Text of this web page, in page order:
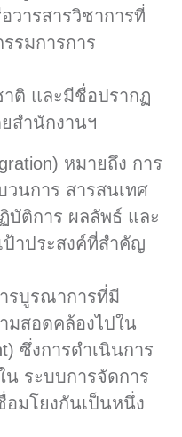
วารสารวิชาการที่
รมการการ
าติ และมีชื่อปรากฏ
สำนักงานฯ
หมายถึง การ
นการ สารสนเทศ
บัติการ ผลลัพธ์ และ
ป้าประสงค์ที่สำคัญ
รบูรณาการที่มี
มสอดคล้องไปใน
ซึ่งการดำเนินการ
ระบบการจัดการ
อมโยงกันเป็นหนึ่ง